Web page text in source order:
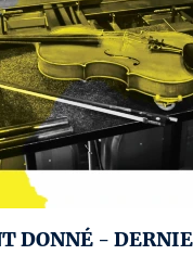
DONNÉ -